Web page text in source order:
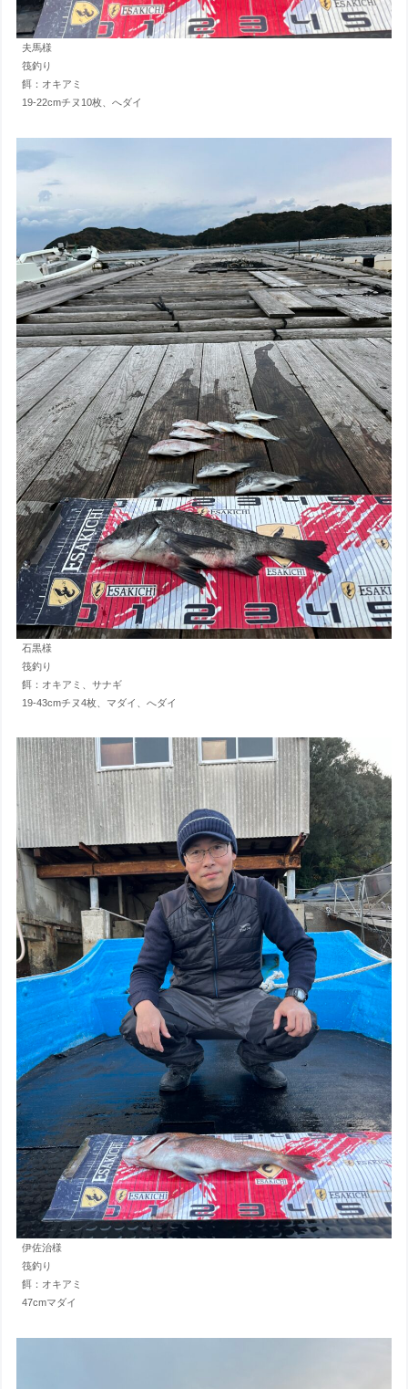
夫馬様
筏釣り
餌：オキアミ
19-22cmチヌ10枚、へダイ
石黒様
筏釣り
餌：オキアミ、サナギ
19-43cmチヌ4枚、マダイ、へダイ
伊佐治様
筏釣り
餌：オキアミ
47cmマダイ